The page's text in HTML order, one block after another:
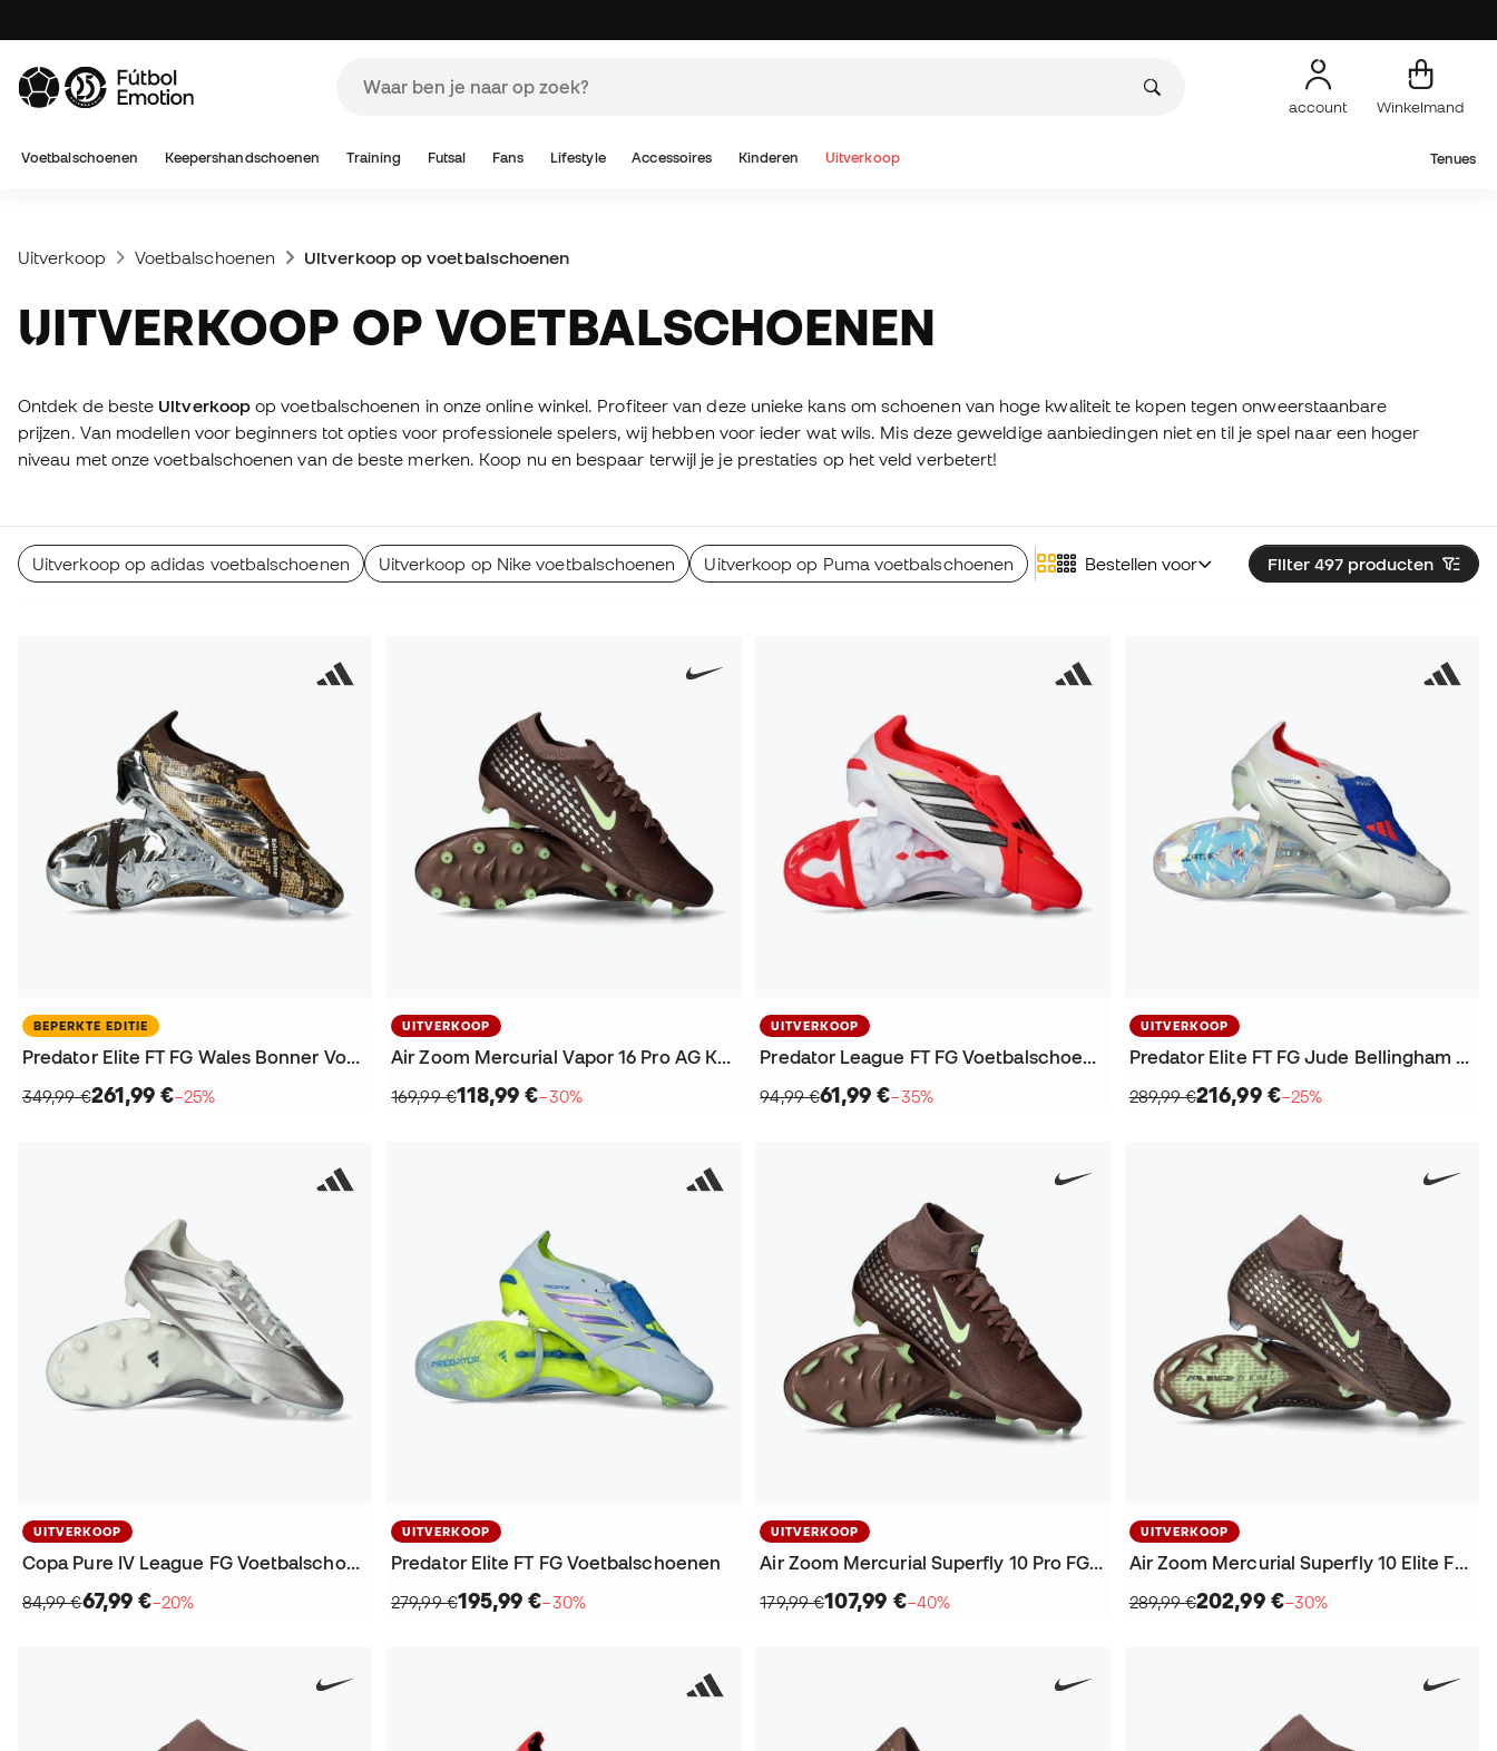
account Winkelmand
Voetbalschoenen Keepershandschoenen Training Futsal Fans Lifestyle Accessoires Kinderen Uitverkoop Tenues
Uitverkoop Voetbalschoenen Uitverkoop op voetbalschoenen
UITVERKOOP OP VOETBALSCHOENEN
Ontdek de beste Uitverkoop op voetbalschoenen in onze online winkel. Profiteer van deze unieke kans om schoenen van hoge kwaliteit te kopen tegen onweerstaanbare
prijzen. Van modellen voor beginners tot opties voor professionele spelers, wij hebben voor ieder wat wils. Mis deze geweldige aanbiedingen niet en til je spel naar een hoger
niveau met onze voetbalschoenen van de beste merken. Koop nu en bespaar terwijl je je prestaties op het veld verbetert!
Filter 497 producten
Bestellen voor
Uitverkoop op adidas voetbalschoenen Uitverkoop op Nike voetbalschoenen Uitverkoop op Puma voetbalschoenen
BEPERKTE EDITIE
Predator Elite FT FG Wales Bonner Voetbalschoenen
349,99 €261,99 €−25%
UITVERKOOP
Air Zoom Mercurial Vapor 16 Pro AG KM Voetbalschoenen
169,99 €118,99 €−30%
UITVERKOOP
Predator League FT FG Voetbalschoenen
94,99 €61,99 €−35%
UITVERKOOP
Predator Elite FT FG Jude Bellingham Voetbalschoenen
289,99 €216,99 €−25%
UITVERKOOP
Copa Pure IV League FG Voetbalschoenen
84,99 €67,99 €−20%
UITVERKOOP
Predator Elite FT FG Voetbalschoenen
279,99 €195,99 €−30%
UITVERKOOP
Air Zoom Mercurial Superfly 10 Pro FG KM Voetbalschoenen
179,99 €107,99 €−40%
UITVERKOOP
Air Zoom Mercurial Superfly 10 Elite FG KM Voetbalschoenen
289,99 €202,99 €−30%